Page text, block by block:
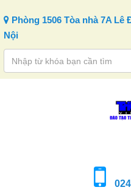
Phòng 1506 Tòa nhà 7A Lê
Nội